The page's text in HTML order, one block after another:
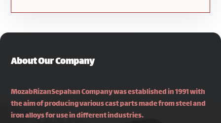
About Our Company
MozabRizanSepahan Company was established in 1991 with
the aim of producing various cast parts made from steel and
iron alloys for use in different industries.